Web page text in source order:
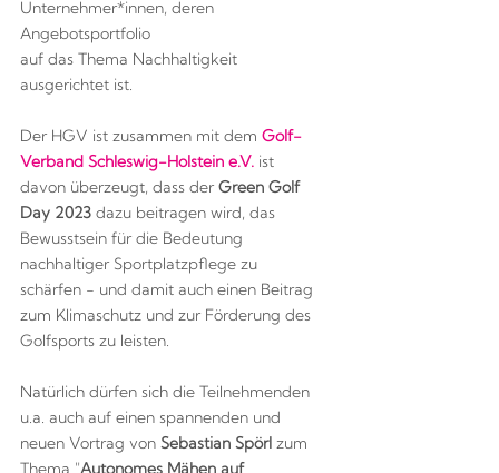
Unternehmer*innen, deren
Angebotsportfolio
auf das Thema Nachhaltigkeit
ausgerichtet ist.
Der HGV ist zusammen mit dem Golf-
Verband Schleswig-Holstein e.V.ist
davon überzeugt, dass der Green Golf
Day 2023dazu beitragen wird, das
Bewusstsein für die Bedeutung
nachhaltiger Sportplatzpflege zu
schärfen - und damit auch einen Beitrag
zum Klimaschutz und zur Förderung des
Golfsports zu leisten.
Natürlich dürfen sich die Teilnehmenden
u.a. auch auf einen spannenden und
neuen Vortrag von Sebastian Spörl zum
Thema "Autonomes Mähen auf